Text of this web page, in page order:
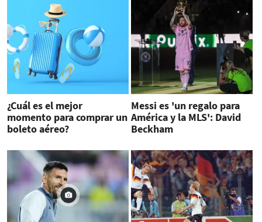
¿Cuál es el mejor
momento para comprar un
boleto aéreo?
Messi es 'un regalo para
América y la MLS': David
Beckham